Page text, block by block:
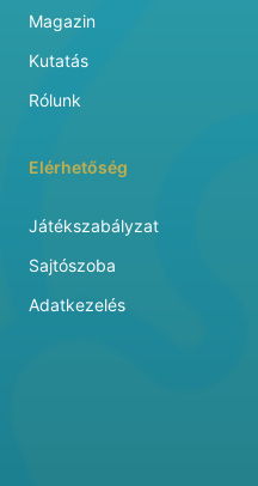
Magazin
Kutatás
Rólunk
Elérhetőség
Játékszabályzat
Sajtószoba
Adatkezelés